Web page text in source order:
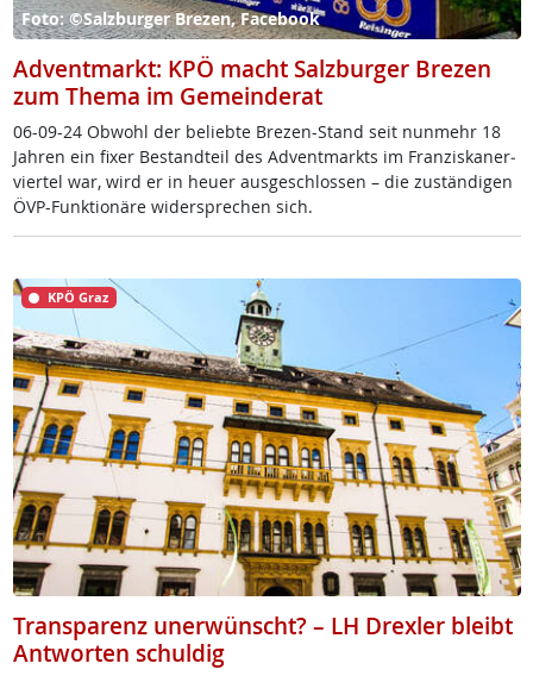
Foto: ©Salzburger Brezen, Facebook
Adventmarkt: KPÖ macht Salzburger Brezen
zum Thema im Gemeinderat
06-09-24 Ob­wohl der be­lieb­te Bre­zen-Stand seit nun­mehr 18
Jah­ren ein fi­xer Be­stand­teil des Ad­vent­markts im Fran­zis­ka­ner­
vier­tel war, wird er in heu­er aus­ge­sch­los­sen – die zu­stän­di­gen
ÖVP-Funk­tio­nä­re wi­der­sp­re­chen sich.
KPÖ Graz
Transparenz unerwünscht? – LH Drexler bleibt
Antworten schuldig